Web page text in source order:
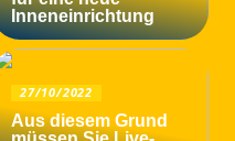
Inneneinrichtung
27/10/2022
Aus diesem Grund